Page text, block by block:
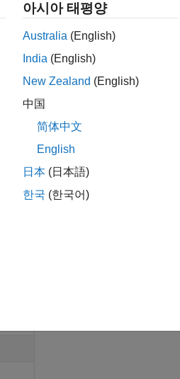
아시아 태평양
Australia (English)
India (English)
New Zealand (English)
中国
简体中文
English
日本 (日本語)
한국 (한국어)